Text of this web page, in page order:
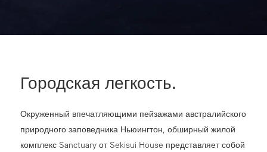
Городская легкость.
Окруженный впечатляющими пейзажами австралийского
природного заповедника Ньюингтон, обширный жилой
комплекс Sanctuary от Sekisui House представляет собой